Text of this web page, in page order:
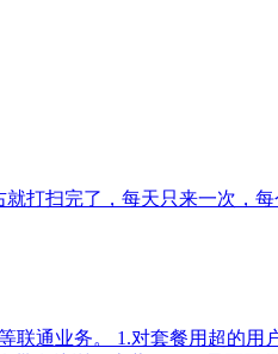
打扫完了，每天只来一次，
联通业务。 1.对套餐用超的用